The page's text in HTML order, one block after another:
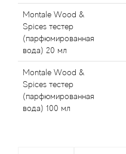
Montale Wood &
Spices тестер
(парфюмированная
вода) 20 мл
Montale Wood &
Spices тестер
(парфюмированная
вода) 100 мл
Alyson Oldoini
Alyssa Ashley
American Crew
Amouage